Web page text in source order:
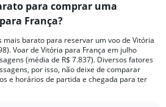
para comprar uma
França?
barato para reservar um voo de Vitória
Voar de Vitória para França em julho
(média de R$ 7.837). Diversos fatores
por isso, não deixe de comparar
e horários de partida e chegada para ter